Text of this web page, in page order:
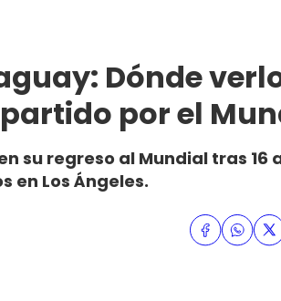
Dónde
partido por el
su regreso al Mundial tras 16
en Los Ángeles.